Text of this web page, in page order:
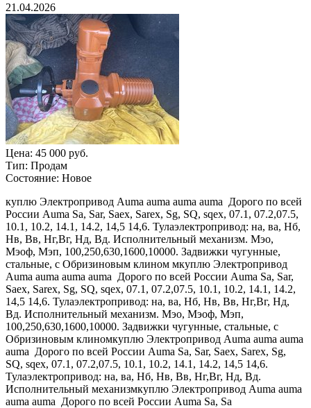
21.04.2026
Цена: 45 000 руб.
Тип: Продам
Состояние: Новое
куплю Электропривод Auma auma auma auma Дорого по всей
России Auma Sa, Sar, Saex, Sarex, Sg, SQ, sqex, 07.1, 07.2,07.5,
10.1, 10.2, 14.1, 14.2, 14,5 14,6. Тулаэлектропривод: на, ва, Нб,
Нв, Вв, Нг,Вг, Нд, Вд. Исполнительный механизм. Мэо,
Мэоф, Мэп, 100,250,630,1600,10000. Задвижки чугунные,
стальные, с Обризиновым клином мкуплю Электропривод
Auma auma auma auma Дорого по всей России Auma Sa, Sar,
Saex, Sarex, Sg, SQ, sqex, 07.1, 07.2,07.5, 10.1, 10.2, 14.1, 14.2,
14,5 14,6. Тулаэлектропривод: на, ва, Нб, Нв, Вв, Нг,Вг, Нд,
Вд. Исполнительный механизм. Мэо, Мэоф, Мэп,
100,250,630,1600,10000. Задвижки чугунные, стальные, с
Обризиновым клиномкуплю Электропривод Auma auma auma
auma Дорого по всей России Auma Sa, Sar, Saex, Sarex, Sg,
SQ, sqex, 07.1, 07.2,07.5, 10.1, 10.2, 14.1, 14.2, 14,5 14,6.
Тулаэлектропривод: на, ва, Нб, Нв, Вв, Нг,Вг, Нд, Вд.
Исполнительный механизмкуплю Электропривод Auma auma
auma auma Дорого по всей России Auma Sa, Sa